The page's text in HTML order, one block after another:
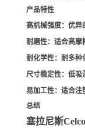
产品特性
高机械强度：优异
耐磨性：适合高摩
耐化学性：耐多种
尺寸稳定性：低吸
易加工性：适合注
总结
塞拉尼斯